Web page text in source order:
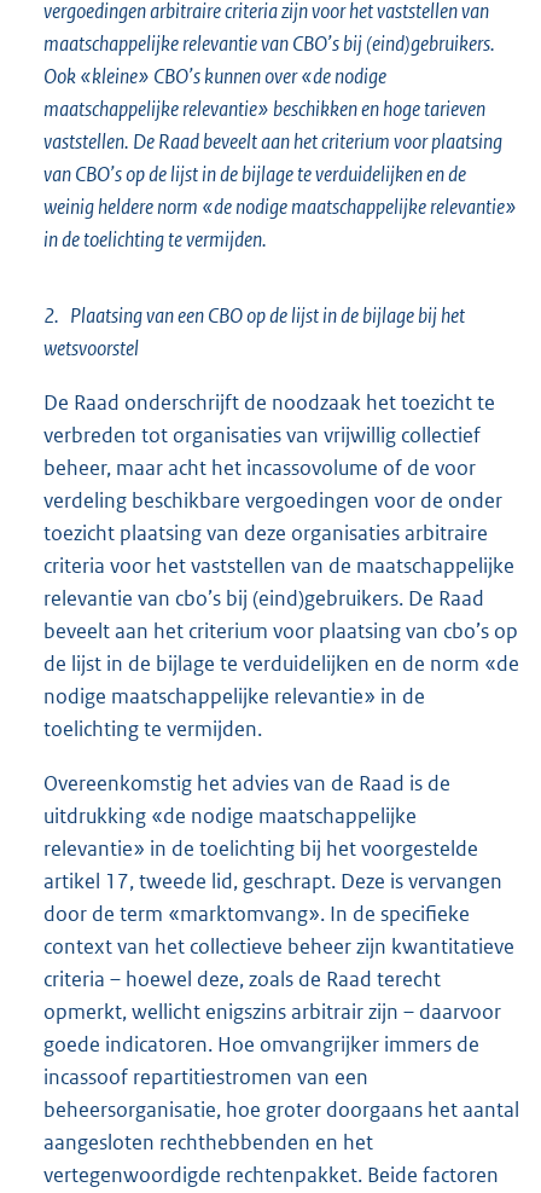
vergoedingen arbitraire criteria zijn voor het vaststellen van
maatschappelijke relevantie van CBO’s bij (eind)gebruikers.
Ook «kleine» CBO’s kunnen over «de nodige
maatschappelijke relevantie» beschikken en hoge tarieven
vaststellen. De Raad beveelt aan het criterium voor plaatsing
van CBO’s op de lijst in de bijlage te verduidelijken en de
weinig heldere norm «de nodige maatschappelijke relevantie»
in de toelichting te vermijden.
2. Plaatsing van een CBO op de lijst in de bijlage bij het
wetsvoorstel
De Raad onderschrijft de noodzaak het toezicht te
verbreden tot organisaties van vrijwillig collectief
beheer, maar acht het incassovolume of de voor
verdeling beschikbare vergoedingen voor de onder
toezicht plaatsing van deze organisaties arbitraire
criteria voor het vaststellen van de maatschappelijke
relevantie van cbo’s bij (eind)gebruikers. De Raad
beveelt aan het criterium voor plaatsing van cbo’s op
de lijst in de bijlage te verduidelijken en de norm «de
nodige maatschappelijke relevantie» in de
toelichting te vermijden.
Overeenkomstig het advies van de Raad is de
uitdrukking «de nodige maatschappelijke
relevantie» in de toelichting bij het voorgestelde
artikel 17, tweede lid, geschrapt. Deze is vervangen
door de term «marktomvang». In de specifieke
context van het collectieve beheer zijn kwantitatieve
criteria – hoewel deze, zoals de Raad terecht
opmerkt, wellicht enigszins arbitrair zijn – daarvoor
goede indicatoren. Hoe omvangrijker immers de
incassoof repartitiestromen van een
beheersorganisatie, hoe groter doorgaans het aantal
aangesloten rechthebbenden en het
vertegenwoordigde rechtenpakket. Beide factoren